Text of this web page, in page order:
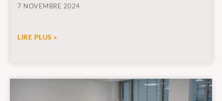
7 NOVEMBRE 2024
LIRE PLUS »